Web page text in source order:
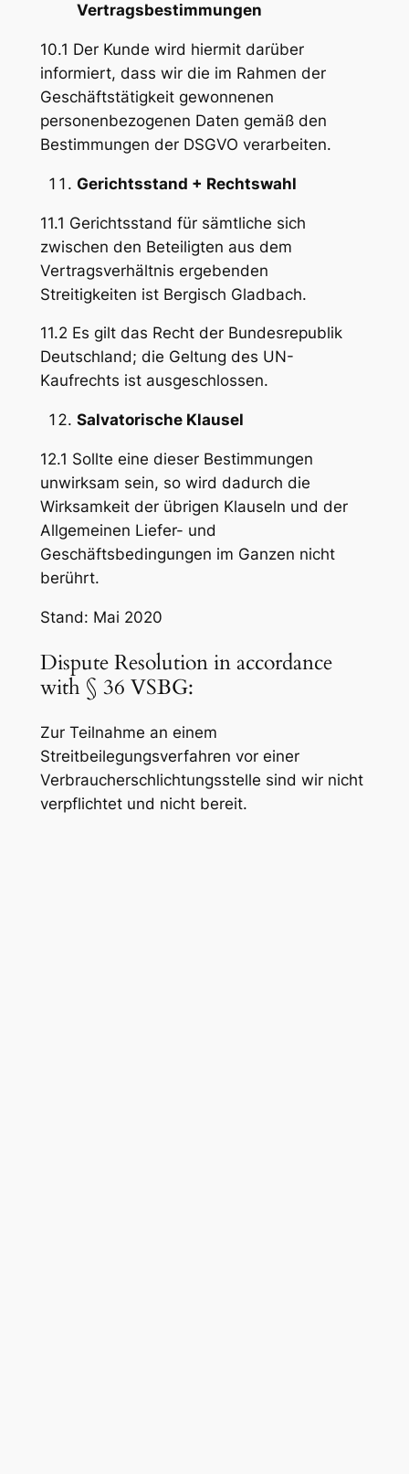
Vertragsbestimmungen
10.1 Der Kunde wird hiermit darüber
informiert, dass wir die im Rahmen der
Geschäftstätigkeit gewonnenen
personenbezogenen Daten gemäß den
Bestimmungen der DSGVO verarbeiten.
Gerichtsstand + Rechtswahl
11.1 Gerichtsstand für sämtliche sich
zwischen den Beteiligten aus dem
Vertragsverhältnis ergebenden
Streitigkeiten ist Bergisch Gladbach.
11.2 Es gilt das Recht der Bundesrepublik
Deutschland; die Geltung des UN-
Kaufrechts ist ausgeschlossen.
Salvatorische Klausel
12.1 Sollte eine dieser Bestimmungen
unwirksam sein, so wird dadurch die
Wirksamkeit der übrigen Klauseln und der
Allgemeinen Liefer- und
Geschäftsbedingungen im Ganzen nicht
berührt.
Stand: Mai 2020
Dispute Resolution in accordance
with § 36 VSBG:
Zur Teilnahme an einem
Streitbeilegungsverfahren vor einer
Verbraucherschlichtungsstelle sind wir nicht
verpflichtet und nicht bereit.